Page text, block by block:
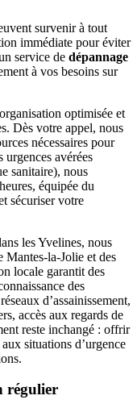
survenir à tout
immédiate pour éviter
service de dépannage
à vos besoins sur
optimisée et
Dès votre appel, nous
nécessaires pour
avérées
sanitaire), nous
équipée du
sécuriser votre
les Yvelines, nous
Mantes-la-Jolie et des
locale garantit des
des
d’assainissement,
accès aux regards de
reste inchangé : offrir
situations d’urgence
régulier